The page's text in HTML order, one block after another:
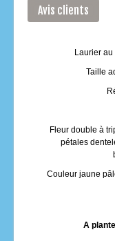
Avis clients
Laurier au
Taille
Fleur double à
pétales
Couleur jaune
A